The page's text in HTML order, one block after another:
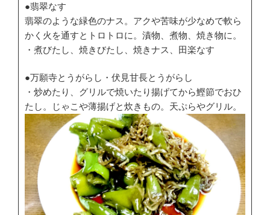
●翡翠なす
翡翠のような緑色のナス。アクや苦味が少なめで軟ら
かく火を通すとトロトロに。漬物、煮物、焼き物に。
・煮びたし、焼きびたし、焼きナス、田楽なす
●万願寺とうがらし・伏見甘長とうがらし
・炒めたり、グリルで焼いたり揚げてから鰹節でおひ
たし。じゃこや薄揚げと炊きもの。天ぷらやグリル。